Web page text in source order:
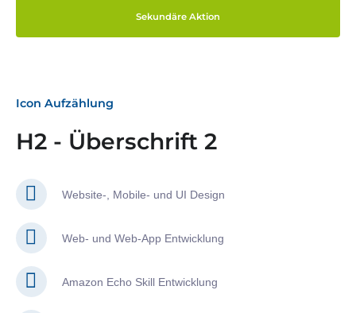
Sekundäre Aktion
Icon Aufzählung
H2 - Überschrift 2
Website-, Mobile- und UI Design
Web- und Web-App Entwicklung
Amazon Echo Skill Entwicklung